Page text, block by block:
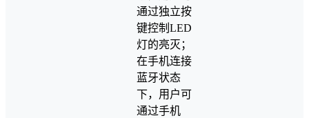
通过独立按
键控制LED
灯的亮灭；
在手机连接
蓝牙状态
下，用户可
通过手机